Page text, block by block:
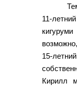
11-
15-
Кирилл